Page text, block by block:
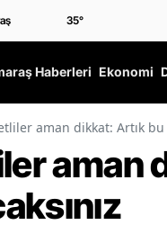
35°
Haberleri Ekonomi
aman dikkat: Artık bu
aman